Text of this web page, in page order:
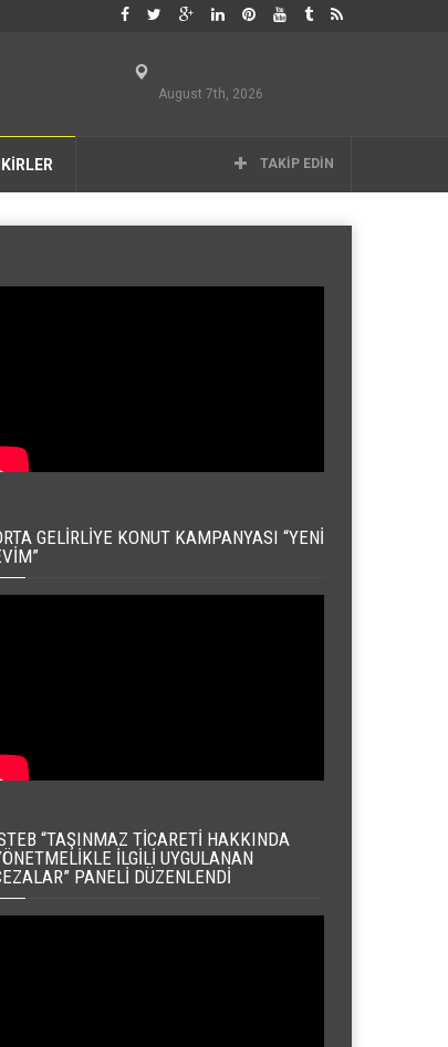
August 7th, 2026
TAKIP EDIN
GELIRLIYE KONUT KAMPANYASI “YENI
“TAŞINMAZ TICARETI HAKKINDA
İLGILI UYGULANAN
PANELI DÜZENLENDI